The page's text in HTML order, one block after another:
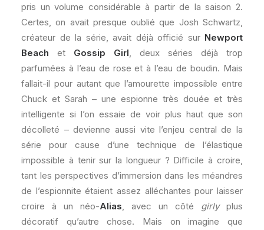
pris un volume considérable à partir de la saison 2.
Certes, on avait presque oublié que Josh Schwartz,
créateur de la série, avait déjà officié sur Newport
Beach et Gossip Girl, deux séries déjà trop
parfumées à l’eau de rose et à l’eau de boudin. Mais
fallait-il pour autant que l’amourette impossible entre
Chuck et Sarah – une espionne très douée et très
intelligente si l’on essaie de voir plus haut que son
décolleté – devienne aussi vite l’enjeu central de la
série pour cause d’une technique de l’élastique
impossible à tenir sur la longueur ? Difficile à croire,
tant les perspectives d’immersion dans les méandres
de l’espionnite étaient assez alléchantes pour laisser
croire à un néo-Alias, avec un côté girlyplus
décoratif qu’autre chose. Mais on imagine que